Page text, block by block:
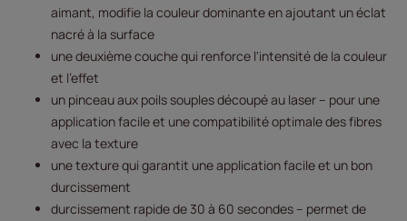
aimant, modifie la couleur dominante en ajoutant un éclat
nacré à la surface
une deuxième couche qui renforce l'intensité de la couleur
et l'effet
un pinceau aux poils souples découpé au laser – pour une
application facile et une compatibilité optimale des fibres
avec la texture
une texture qui garantit une application facile et un bon
durcissement
durcissement rapide de 30 à 60 secondes – permet de